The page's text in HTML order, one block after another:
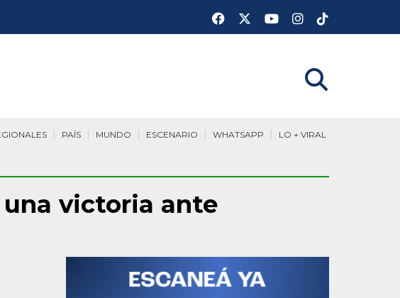
LO + VIRAL
WHATSAPP
ESCENARIO
MUNDO
PAÍS
una victoria ante